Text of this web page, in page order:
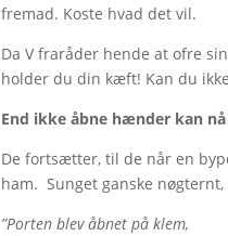
fremad. Koste hvad det vil.
Da V fraråder hende at ofre
holder du din kæft! Kan du
End ikke åbne hænder kan
De fortsætter, til de når en
ham. Sunget ganske
”Porten blev åbnet på klem,